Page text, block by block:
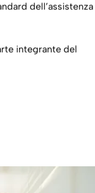
dell’assistenza
integrante del